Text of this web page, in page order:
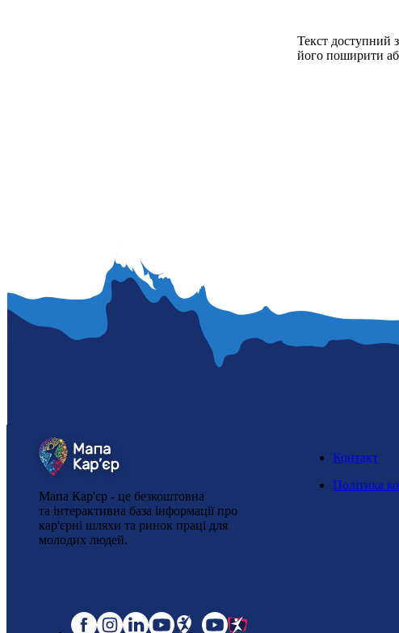
Текст доступний
його поширити
Мапа Кар'єр - це безкоштовна
та інтерактивна база інформації про
кар'єрні шляхи та ринок праці для
молодих людей.
Контакт
Політика